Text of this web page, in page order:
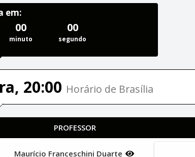
em:
00
minuto
00
segundo
20:00 Horário de Brasília
PROFESSOR
Maurício Franceschini Duarte